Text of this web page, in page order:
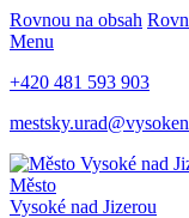
Rovnou na obsah
Menu
+420 481 593 903
Město
Vysoké nad Jizerou